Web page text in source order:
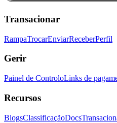
Transacionar
RampaTrocarEnviarReceberPerfil
Gerir
Painel de ControloLinks de
Recursos
BlogsClassificaçãoDocs